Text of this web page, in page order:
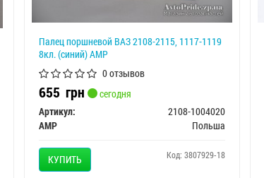
Палец поршневой ВАЗ 2108-2115, 1117-1119
8кл. (синий) AMP
0 отзывов
655грн
сегодня
Артикул:
2108-1004020
AMP
Польша
КУПИТЬ Код: 3807929-18